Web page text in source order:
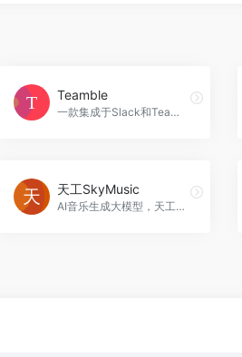
Teamble
一款集成于Slack和Teams的员工反馈与绩效管理应用，助力企业提升员工绩效和团队协作效率。
天工SkyMusic
AI音乐生成大模型，天工SkyMusic官网入口网址